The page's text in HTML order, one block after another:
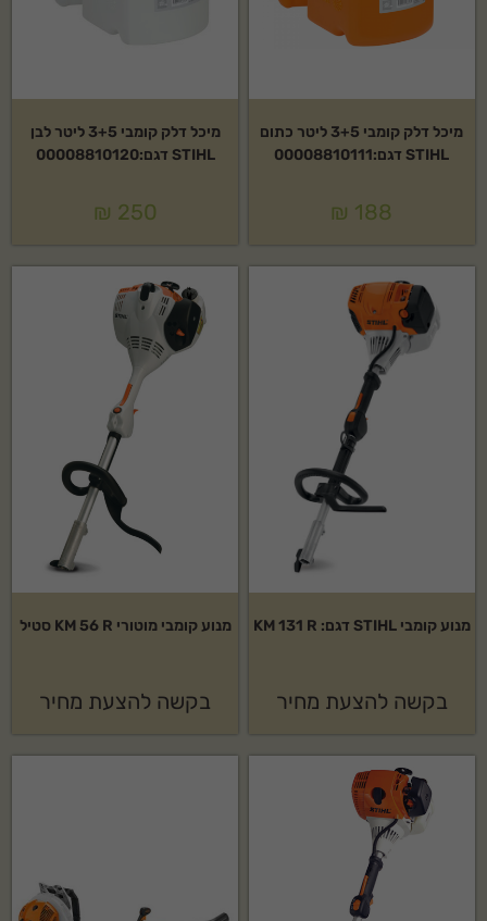
מיכל דלק קומבי 3+5 ליטר כתום
STIHL דגם:00008810111
₪ 188
מיכל דלק קומבי 3+5 ליטר לבן
STIHL דגם:00008810120
₪ 250
מנוע קומבי STIHL דגם: KM 131 R
בקשה להצעת מחיר
מנוע קומבי מוטורי KM 56 R סטיל
בקשה להצעת מחיר